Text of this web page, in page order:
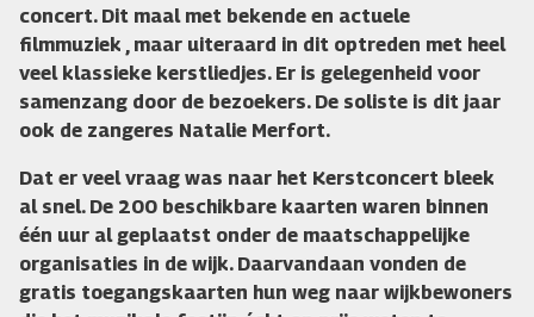
concert. Dit maal met bekende en actuele
filmmuziek , maar uiteraard in dit optreden met heel
veel klassieke kerstliedjes. Er is gelegenheid voor
samenzang door de bezoekers. De soliste is dit jaar
ook de zangeres Natalie Merfort.
Dat er veel vraag was naar het Kerstconcert bleek
al snel. De 200 beschikbare kaarten waren binnen
één uur al geplaatst onder de maatschappelijke
organisaties in de wijk. Daarvandaan vonden de
gratis toegangskaarten hun weg naar wijkbewoners